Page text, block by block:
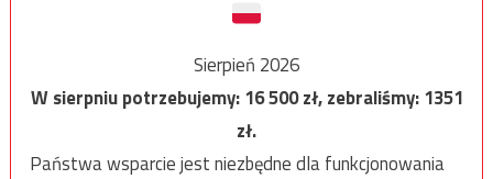
Sierpień 2026
W sierpniu potrzebujemy:16 500zł, zebraliśmy:1351
zł.
Państwa wsparcie jest niezbędne dla funkcjonowania